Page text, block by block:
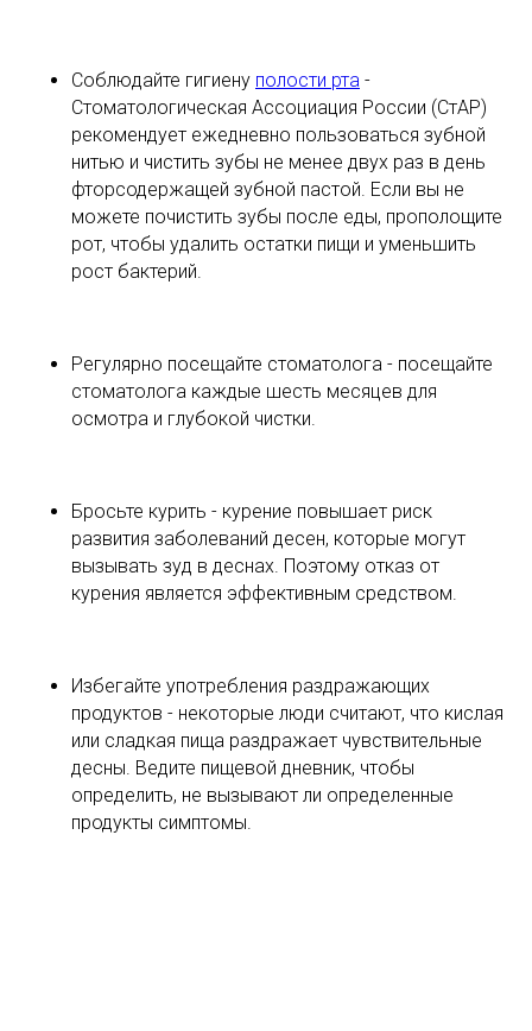
Соблюдайте гигиену полости рта -
Стоматологическая Ассоциация России (СтАР)
рекомендует ежедневно пользоваться зубной
нитью и чистить зубы не менее двух раз в день
фторсодержащей зубной пастой. Если вы не
можете почистить зубы после еды, прополощите
рот, чтобы удалить остатки пищи и уменьшить
рост бактерий.
Регулярно посещайте стоматолога - посещайте
стоматолога каждые шесть месяцев для
осмотра и глубокой чистки.
Бросьте курить - курение повышает риск
развития заболеваний десен, которые могут
вызывать зуд в деснах. Поэтому отказ от
курения является эффективным средством.
Избегайте употребления раздражающих
продуктов - некоторые люди считают, что кислая
или сладкая пища раздражает чувствительные
десны. Ведите пищевой дневник, чтобы
определить, не вызывают ли определенные
продукты симптомы.